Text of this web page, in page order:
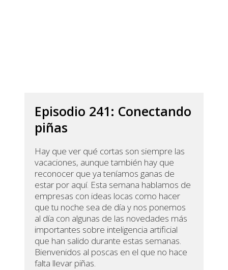
Episodio 241: Conectando
piñas
Hay que ver qué cortas son siempre las
vacaciones, aunque también hay que
reconocer que ya teníamos ganas de
estar por aquí. Esta semana hablamos de
empresas con ideas locas como hacer
que tu noche sea de día y nos ponemos
al día con algunas de las novedades más
importantes sobre inteligencia artificial
que han salido durante estas semanas.
Bienvenidos al poscas en el que no hace
falta llevar piñas.